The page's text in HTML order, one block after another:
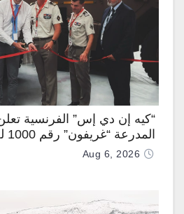
“كيه إن دي إس” الفرنسية
المدرعة “غريفون” رقم 1000 لخط الإنتاج
Aug 6, 2026